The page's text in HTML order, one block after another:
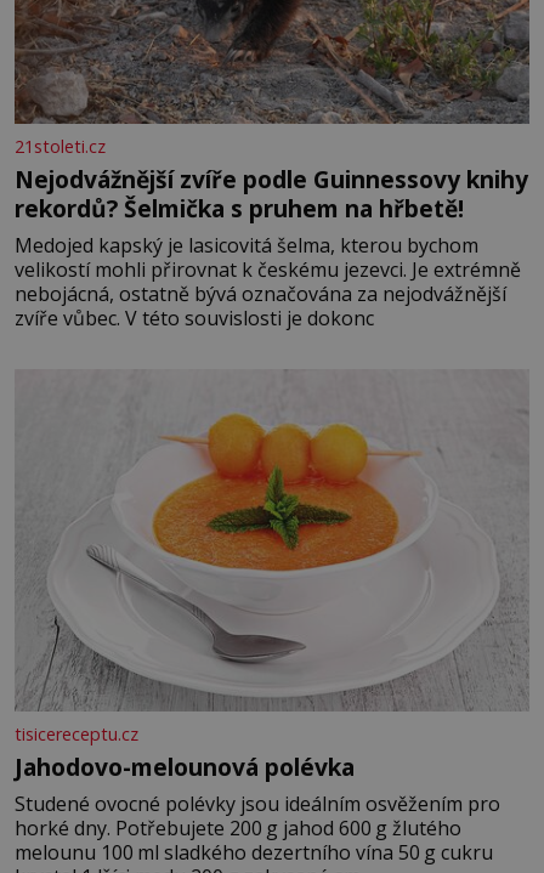
21stoleti.cz
Nejodvážnější zvíře podle Guinnessovy knihy
rekordů? Šelmička s pruhem na hřbetě!
Medojed kapský je lasicovitá šelma, kterou bychom
velikostí mohli přirovnat k českému jezevci. Je extrémně
nebojácná, ostatně bývá označována za nejodvážnější
zvíře vůbec. V této souvislosti je dokonc
tisicereceptu.cz
Jahodovo-melounová polévka
Studené ovocné polévky jsou ideálním osvěžením pro
horké dny. Potřebujete 200 g jahod 600 g žlutého
melounu 100 ml sladkého dezertního vína 50 g cukru